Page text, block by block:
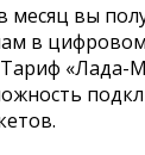
месяц вы
в
«Лада-